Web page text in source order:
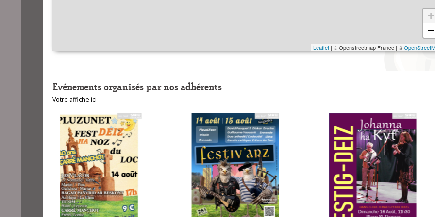
+
−
Leaflet| © Openstreetmap France | ©
Evénements organisés par nos adhérents
Votre affiche ici